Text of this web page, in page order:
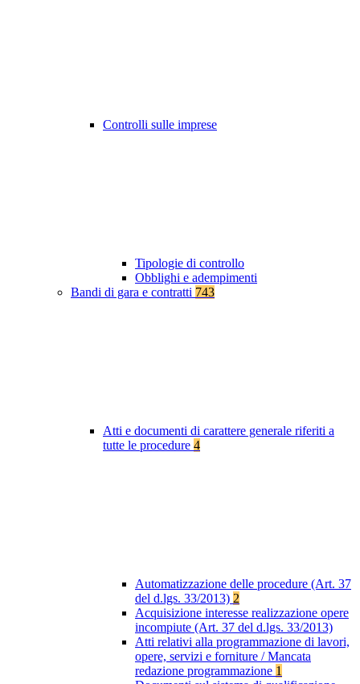
Controlli sulle imprese
Tipologie di controllo
Obblighi e adempimenti
Bandi di gara e contratti 743
Atti e documenti di carattere generale riferiti a
tutte le procedure 4
Automatizzazione delle procedure (Art. 37
del d.lgs. 33/2013) 2
Acquisizione interesse realizzazione opere
incompiute (Art. 37 del d.lgs. 33/2013)
Atti relativi alla programmazione di lavori,
opere, servizi e forniture / Mancata
redazione programmazione 1